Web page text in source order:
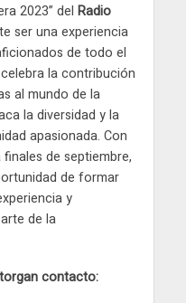
2023” del Radio
ser una experiencia
de todo el
la contribución
al mundo de la
la diversidad y la
apasionada. Con
de septiembre,
de formar
y
de la
contacto: